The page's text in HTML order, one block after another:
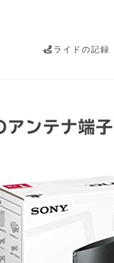
ライドの記録
ンテナ端